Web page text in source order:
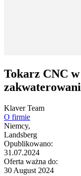
Tokarz CNC
Klaver Team
O firmie
Niemcy,
Landsberg
Opublikowano:
31.07.2024
Oferta ważna do:
30 August 2024